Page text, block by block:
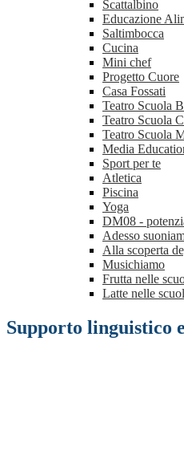
Scattalbino
Educazione
Saltimbocca
Cucina
Mini chef
Progetto Cuore
Casa Fossati
Teatro Scuola
Teatro Scuola
Teatro Scuola
Media
Sport per te
Atletica
Piscina
Yoga
DM08 -
Adesso
Alla scoperta
Musichiamo
Frutta nelle
Latte nelle
Supporto linguistico